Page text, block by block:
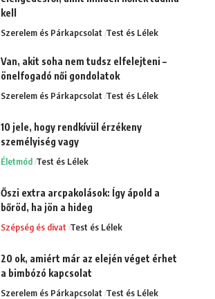
kell
Szerelem és Párkapcsolat Test és Lélek
Van, akit soha nem tudsz elfelejteni –
önelfogadó női gondolatok
Szerelem és Párkapcsolat Test és Lélek
10 jele, hogy rendkívül érzékeny
személyiség vagy
Életmód Test és Lélek
Őszi extra arcpakolások: Így ápold a
bőröd, ha jön a hideg
Szépség és divat Test és Lélek
20 ok, amiért már az elején véget érhet
a bimbózó kapcsolat
Szerelem és Párkapcsolat Test és Lélek